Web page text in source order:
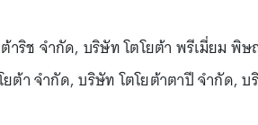
าริช จำกัด, บริษัท โตโยต้า พรีเมี่ยม พิ
ต้า จำกัด, บริษัท โตโยต้าตาปี จำกัด,